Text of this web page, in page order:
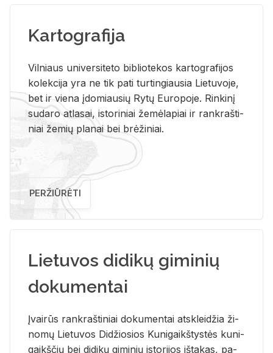
Kartografija
Vil­niaus uni­ver­si­te­to bi­b­lio­te­kos kar­to­gra­fi­jos
ko­lek­ci­ja yra ne tik pati tur­tin­giau­sia Lie­tu­vo­je,
bet ir vie­na įdo­miau­sių Rytų Eu­ro­po­je. Rin­ki­nį
su­da­ro at­la­sai, is­to­ri­niai že­mė­la­piai ir rank­raš­ti­
niai že­mių pla­nai bei brė­ži­niai.
PERŽIŪRĖTI
Lietuvos didikų giminių
dokumentai
Įvai­rūs rank­raš­ti­niai do­ku­men­tai at­sklei­džia ži­
no­mų Lie­tu­vos Di­džio­sios Ku­ni­gaikš­tys­tės ku­ni­
gaikš­čių bei di­di­kų gi­mi­nių is­to­ri­jos iš­ta­kas, pa­